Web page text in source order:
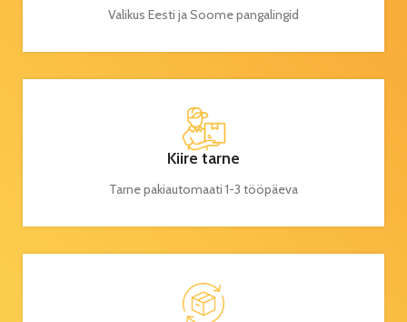
Valikus Eesti ja Soome pangalingid
Kiire tarne
Tarne pakiautomaati 1-3 tööpäeva